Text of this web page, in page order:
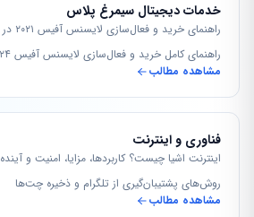
خدمات دیجیتال سیمرغ پلاس
راهنمای خرید و فعال‌سازی لایسنس آفیس ۲۰۲۱ در ایران
راهنمای کامل خرید و فعال‌سازی لایسنس آفیس ۲۰۲۴ در ایران
مشاهده مطالب
فناوری و اینترنت
اینترنت اشیا چیست؟ کاربردها، مزایا، امنیت و آینده IoT
روش‌های پشتیبان‌گیری از تلگرام و ذخیره چت‌ها
مشاهده مطالب